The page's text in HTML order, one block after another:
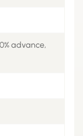
advance,